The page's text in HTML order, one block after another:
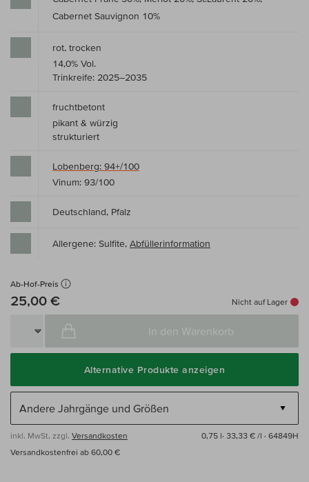
Cabernet Sauvignon 10%
rot, trocken
14,0% Vol.
Trinkreife: 2025–2035
fruchtbetont
pikant & würzig
strukturiert
Lobenberg: 94+/100
Vinum: 93/100
Deutschland, Pfalz
Allergene: Sulfite, Abfüllerinformation
Ab-Hof-Preis
25,00 € Nicht auf Lager
In den Warenkorb
Alternative Produkte anzeigen
inkl. MwSt, zzgl. Versandkosten 0,75 l· 33,33 € /l · 64849H
Versandkostenfrei ab 60,00 €